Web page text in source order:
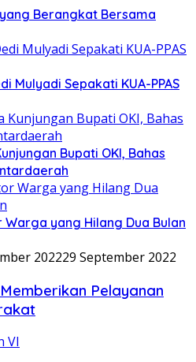
Berangkat Bersama
Mulyadi Sepakati KUA-PPAS
Bupati OKI, Bahas
yang Hilang Dua Bulan
202229 September 2022
Pelayanan
VI